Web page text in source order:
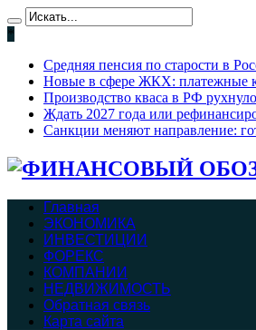
*
Средняя пенсия по старости в
Новые в сфере ЖКХ: платежные
Производство кваса в РФ
Ждать 2027 года или
Санкции меняют направление:
Главная
ЭКОНОМИКА
ИНВЕСТИЦИИ
ФОРЕКС
КОМПАНИИ
НЕДВИЖИМОСТЬ
Обратная связь
Карта сайта